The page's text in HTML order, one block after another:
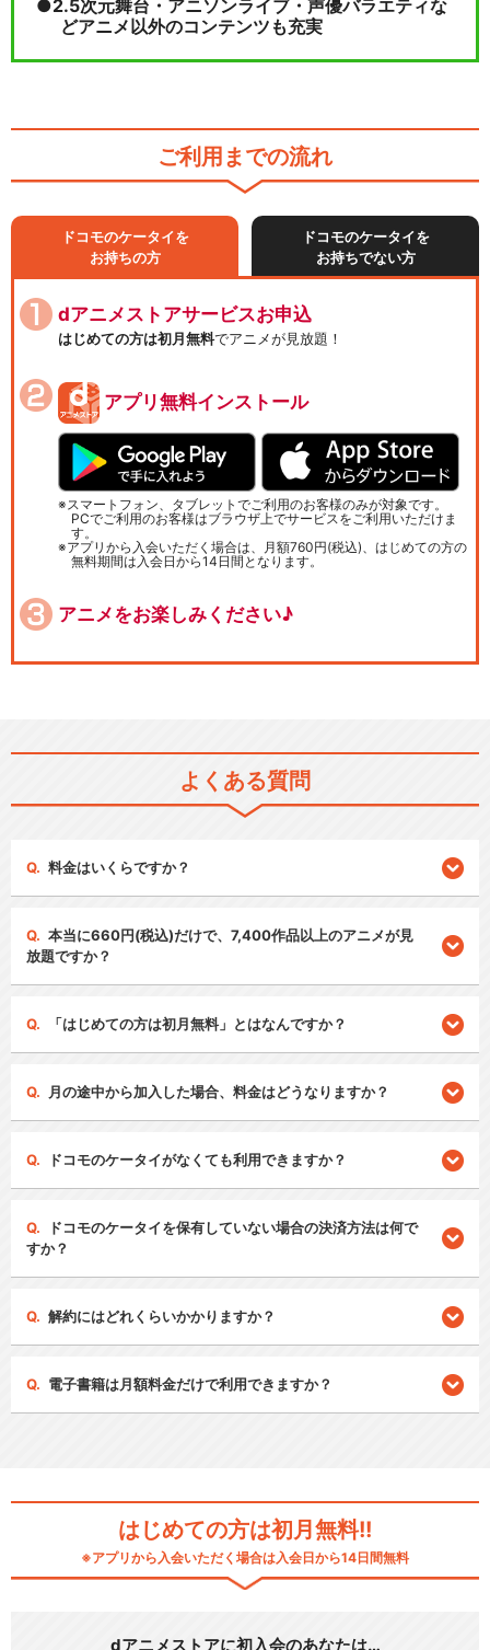
2.5次元舞台・アニソンライブ・声優バラエティな
どアニメ以外のコンテンツも充実
ご利用までの流れ
ドコモのケータイを
お持ちの方
ドコモのケータイを
お持ちでない方
dアニメストアサービスお申込
はじめての方は初月無料でアニメが見放題！
アプリ無料インストール
スマートフォン、タブレットでご利用のお客様のみが対象です。
PCでご利用のお客様はブラウザ上でサービスをご利用いただけま
す。
アプリから入会いただく場合は、月額760円(税込)、はじめての方の
無料期間は入会日から14日間となります。
アニメをお楽しみください♪
よくある質問
料金はいくらですか？
本当に660円(税込)だけで、7,400作品以上のアニメが見
放題ですか？
「はじめての方は初月無料」とはなんですか？
月の途中から加入した場合、料金はどうなりますか？
ドコモのケータイがなくても利用できますか？
ドコモのケータイを保有していない場合の決済方法は何で
すか？
解約にはどれくらいかかりますか？
電子書籍は月額料金だけで利用できますか？
はじめての方は初月無料!!
※アプリから入会いただく場合は入会日から14日間無料
dアニメストアに初入会のあなたは…